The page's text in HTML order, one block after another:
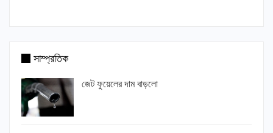
সাম্প্রতিক
জেট ফুয়েলের দাম বাড়লো